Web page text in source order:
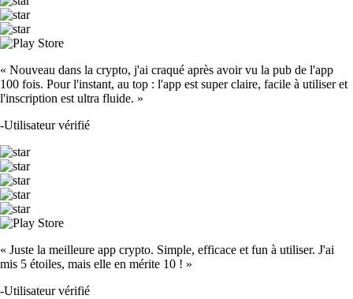
« Nouveau dans la crypto, j'ai craqué après avoir vu la pub de l'app
100 fois. Pour l'instant, au top : l'app est super claire, facile à utiliser et
l'inscription est ultra fluide. »
-Utilisateur vérifié
« Juste la meilleure app crypto. Simple, efficace et fun à utiliser. J'ai
mis 5 étoiles, mais elle en mérite 10 ! »
-Utilisateur vérifié